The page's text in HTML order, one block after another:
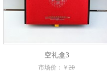
空礼盒3
市场价：￥ 20